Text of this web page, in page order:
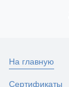
На главную
Сертификаты